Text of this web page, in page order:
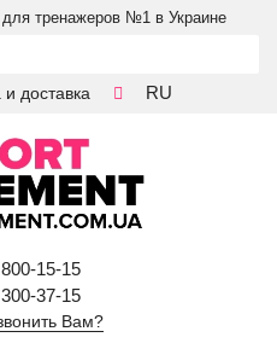
для тренажеров №1 в Украине
доставка RU
15-15
37-15
Вам?